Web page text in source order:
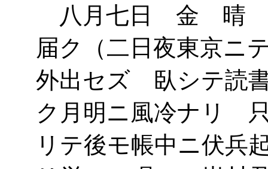
八月七日 金 晴
届ク（二日夜東京ニ
外出セズ 臥シテ読
ク月明ニ風冷ナリ
リテ後モ帳中ニ伏